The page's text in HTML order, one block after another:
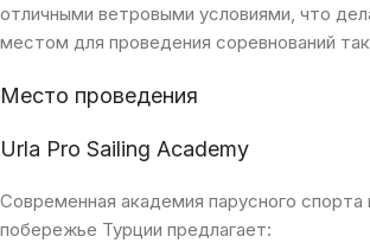
отличными ветровыми условиями, что
местом для проведения соревнований
Место проведения
Urla Pro Sailing Academy
Современная академия парусного спорта
побережье Турции предлагает: